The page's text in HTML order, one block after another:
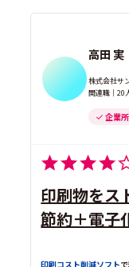
高田 実
株式会社サ
関連職｜20
企業
印刷物をス
節約＋電子
印刷コスト削減ソフト